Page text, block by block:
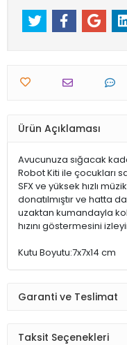
Ürün Açıklaması
Avucunuza sığacak
Robot Kiti ile çocukları
SFX ve yüksek hızlı
donatılmıştır ve hatta
uzaktan kumandayla
hızını göstermesini
Kutu Boyutu:7x7x14 cm
Garanti ve Teslimat
Taksit Seçenekleri